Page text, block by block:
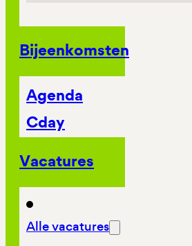
Bijeenkomsten
Agenda
Cday
Vacatures
Alle vacatures